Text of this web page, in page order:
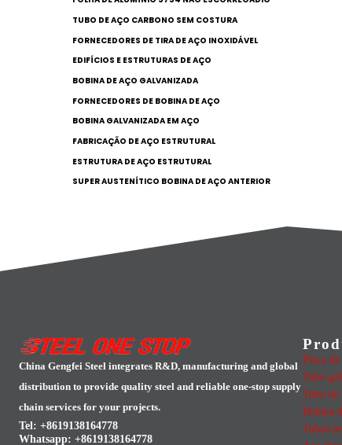
TUBO DE AÇO CARBONO SEM COSTURA
FORNECEDORES DE TIRA DE AÇO INOXIDÁVEL
EDIFÍCIOS E ESTRUTURAS DE AÇO
BOBINA DE AÇO GALVANIZADA
FORNECEDORES DE BOBINA DE AÇO
BOBINA GALVANIZADA EM AÇO
FABRICAÇÃO DE AÇO ESTRUTURAL
ESTRUTURA DE AÇO ESTRUTURAL
SUPER AUSTENÍTICO BOBINA DE AÇO ANTERIOR
China Gengfei Steel integrates R&D, manufacturing and global
distribution to provide quality steel and reliable one-stop supply
chain services for your projects.
Tel: +8619138164778
Whatsapp: +8619138164778
Placa
Tubo
Tubo
Bobina
Tubos